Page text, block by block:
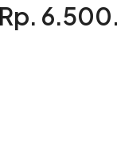
Rp.